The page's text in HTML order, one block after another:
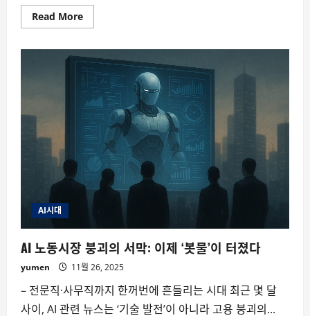
Read MoreRead
more
레
인
포
그:
진
단
은
아
니
지
만
누
구
에
게
나
찾
오
는
뇌
의
안
AI시대
AI 노동시장 붕괴의 서막: 이제 ‘봇물’이 터졌다
yumen 11월 26, 2025
– 전문직·사무직까지 한꺼번에 흔들리는 시대 최근 몇 달
사이, AI 관련 뉴스는 ‘기술 발전’이 아니라 고용 붕괴의...